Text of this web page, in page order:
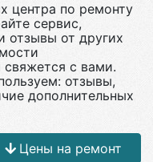
центра по ремонту
сервис,
отзывы от других
с вами.
отзывы,
дополнительных
Цены на ремонт